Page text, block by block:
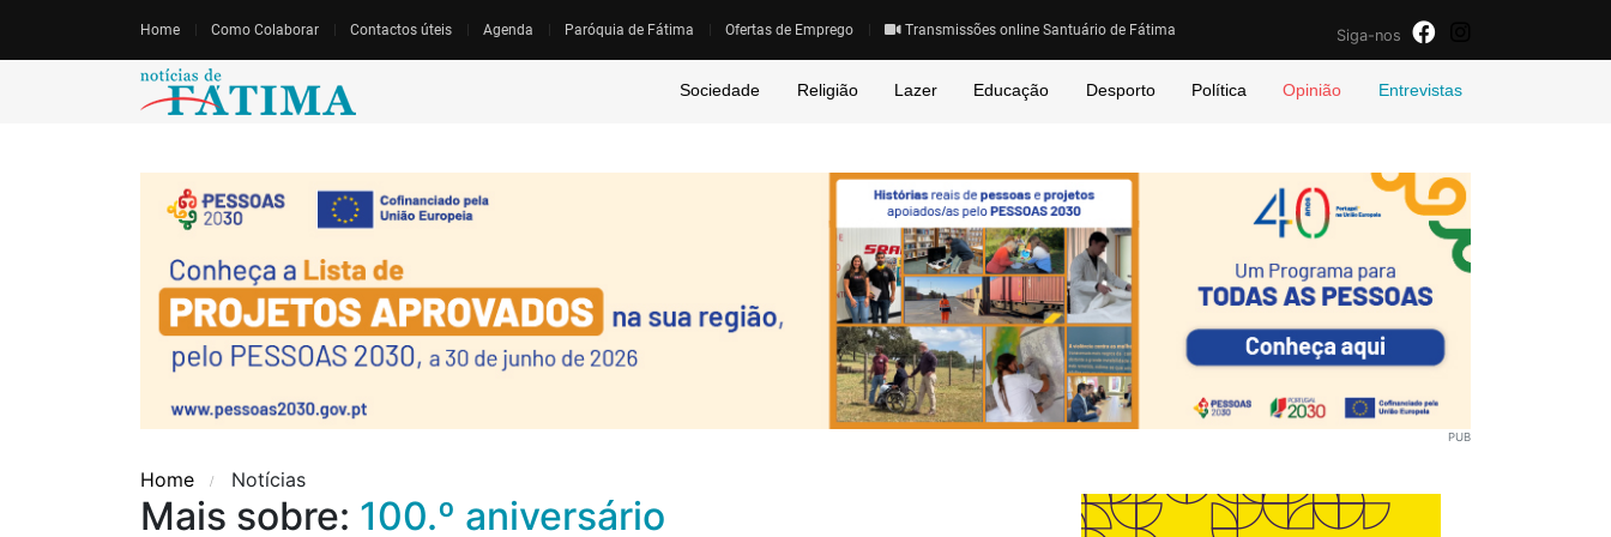
Home Como Colaborar Contactos úteis Agenda Paróquia de Fátima Ofertas de Emprego Transmissões online Santuário de Fátima Siga-nos
Sociedade Religião Lazer Educação Desporto Política Opinião Entrevistas
PUB
Home Notícias
Mais sobre: 100.º aniversário